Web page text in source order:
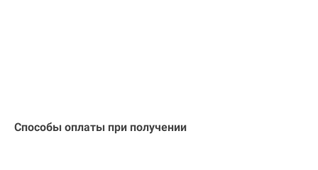
Способы оплаты при получении